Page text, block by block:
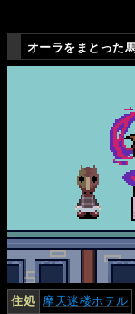
オーラをまとった
住処 摩天迷楼ホテル